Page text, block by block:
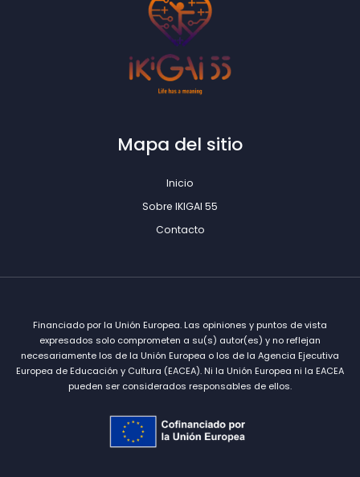
Mapa del sitio
Inicio
Sobre IKIGAI 55
Contacto
Financiado por la Unión Europea. Las opiniones y puntos de vista
expresados solo comprometen a su(s) autor(es) y no reflejan
necesariamente los de la Unión Europea o los de la Agencia Ejecutiva
Europea de Educación y Cultura (EACEA). Ni la Unión Europea ni la EACEA
pueden ser considerados responsables de ellos.